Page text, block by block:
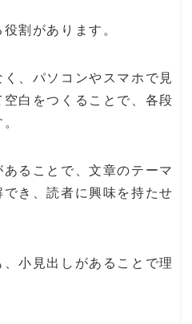
割があります。
、パソコンやスマホで見
白をつくることで、各段
ることで、文章のテーマ
き、読者に興味を持たせ
小見出しがあることで理